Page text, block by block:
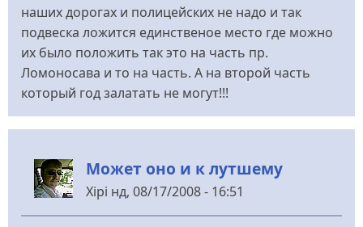
наших дорогах и полицейских не надо и так
подвеска ложится единственое место где можно
их было положить так это на часть пр.
Ломоносава и то на часть. А на второй часть
который год залатать не могут!!!
Может оно и к лутшему
Xipi нд, 08/17/2008 - 16:51